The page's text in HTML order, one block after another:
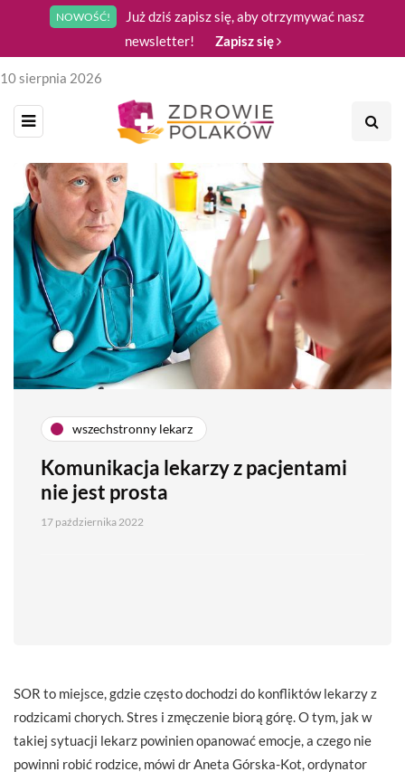
NOWOŚĆ!
Już dziś zapisz się, aby otrzymywać nasz
newsletter!
Zapisz się
10 sierpnia 2026
wszechstronny lekarz
Komunikacja lekarzy z pacjentami
nie jest prosta
17 października 2022
SOR to miejsce, gdzie często dochodzi do konfliktów lekarzy z
rodzicami chorych. Stres i zmęczenie biorą górę. O tym, jak w
takiej sytuacji lekarz powinien opanować emocje, a czego nie
powinni robić rodzice, mówi dr Aneta Górska-Kot, ordynator